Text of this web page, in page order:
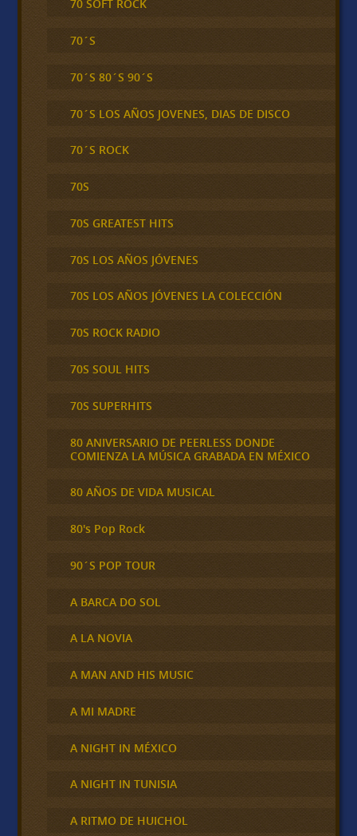
70 SOFT ROCK
70´S
70´S 80´S 90´S
70´S LOS AÑOS JOVENES, DIAS DE DISCO
70´S ROCK
70S
70S GREATEST HITS
70S LOS AÑOS JÓVENES
70S LOS AÑOS JÓVENES LA COLECCIÓN
70S ROCK RADIO
70S SOUL HITS
70S SUPERHITS
80 ANIVERSARIO DE PEERLESS DONDE
COMIENZA LA MÚSICA GRABADA EN MÉXICO
80 AÑOS DE VIDA MUSICAL
80's Pop Rock
90´S POP TOUR
A BARCA DO SOL
A LA NOVIA
A MAN AND HIS MUSIC
A MI MADRE
A NIGHT IN MÉXICO
A NIGHT IN TUNISIA
A RITMO DE HUICHOL